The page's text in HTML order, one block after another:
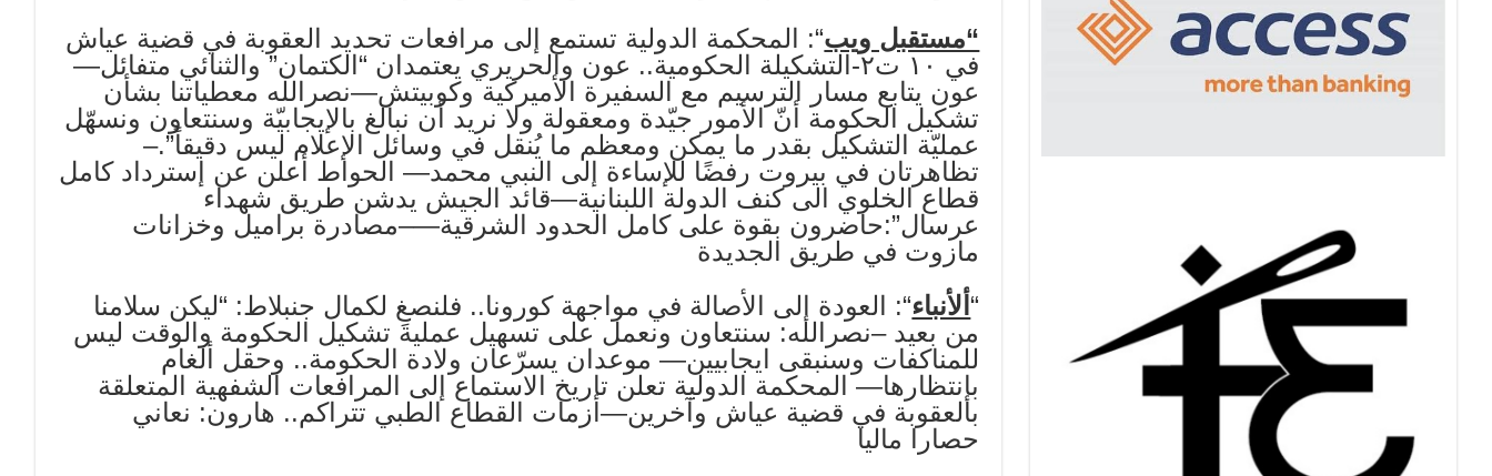
“مستقبل ويب“: المحكمة الدولية تستمع إلى مرافعات تحديد العقوبة في قضية عياش
في ١٠ ت٢-التشكيلة الحكومية.. عون والحريري يعتمدان “الكتمان” والثنائي متفائل—
عون يتابع مسار الترسيم مع السفيرة الأميركية وكوبيتش—نصرالله معطياتنا بشأن
تشكيل الحكومة أنّ الأمور جيّدة ومعقولة ولا نريد أن نبالغ بالإيجابيّة وسنتعاون ونسهّل
عمليّة التشكيل بقدر ما يمكن ومعظم ما يُنقل في وسائل الإعلام ليس دقيقاً”.–
تظاهرتان في بيروت رفضًا للإساءة إلى النبي محمد— الحواط أعلن عن إسترداد كامل
قطاع الخلوي الى كنف الدولة اللبنانية—قائد الجيش يدشن طريق شهداء
عرسال”:حاضرون بقوة على كامل الحدود الشرقية—–مصادرة براميل وخزانات
مازوت في طريق الجديدة
“ألأنباء“: العودة إلى الأصالة في مواجهة كورونا.. فلنصغِ لكمال جنبلاط: “ليكن سلامنا
من بعيد –نصرالله: سنتعاون ونعمل على تسهيل عملية تشكيل الحكومة والوقت ليس
للمناكفات وسنبقى ايجابيين— موعدان يسرّعان ولادة الحكومة.. وحقل ألغام
بإنتظارها— المحكمة الدولية تعلن تاريخ الاستماع إلى المرافعات الشفهية المتعلقة
بالعقوبة في قضية عياش وآخرين—أزمات القطاع الطبي تتراكم.. هارون: نعاني
حصارا ماليا